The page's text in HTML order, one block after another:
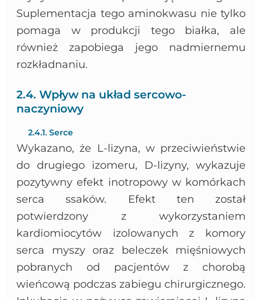
Suplementacja tego aminokwasu nie tylko
pomaga w produkcji tego białka, ale
również zapobiega jego nadmiernemu
rozkładnaniu.
2.4. Wpływ na układ sercowo-
naczyniowy
2.4.1. Serce
Wykazano, że L-lizyna, w przeciwieństwie
do drugiego izomeru, D-lizyny, wykazuje
pozytywny efekt inotropowy w komórkach
serca ssaków. Efekt ten został
potwierdzony z wykorzystaniem
kardiomiocytów izolowanych z komory
serca myszy oraz beleczek mięśniowych
pobranych od pacjentów z chorobą
wieńcową podczas zabiegu chirurgicznego.